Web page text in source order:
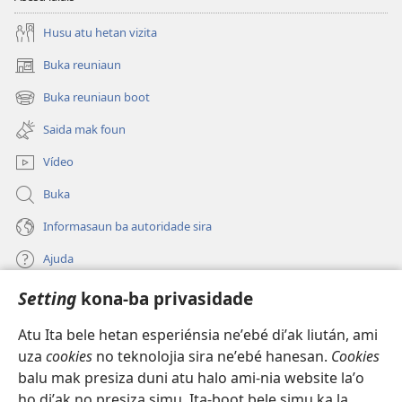
Setting kona-ba privasidade
Atu Ita bele hetan esperiénsia neʼebé diʼak liután, ami
uza cookies no teknolojia sira neʼebé hanesan. Cookies
balu mak presiza duni atu halo ami-nia website laʼo
Husu atu hetan vizita
Buka reuniaun
(loke
window
foun)
Buka reuniaun boot
(loke
window
foun)
Saida mak foun
Vídeo
Buka
Informasaun ba autoridade sira
Ajuda
Fó kontribuisaun
window
Watchtower BIBLIOTEKA ONLINE™
(loke
window
foun) JW Hub